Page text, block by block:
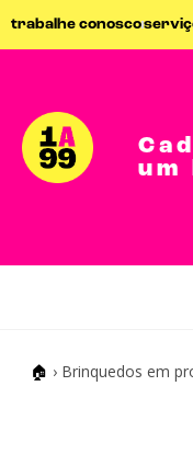
trabalhe conosco
um
🏠 › Brinquedos em